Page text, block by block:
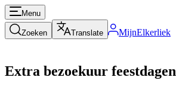
Menu
Zoeken Translate MijnElkerliek
Extra bezoekuur feestdagen